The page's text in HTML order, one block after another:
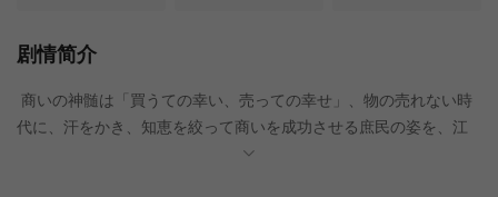
第08集
剧情简介
商いの神髄は「買うての幸い、売っての幸せ」、物の売れない時
代に、汗をかき、知恵を絞って商いを成功させる庶民の姿を、江
戸時代中期の多彩な風俗を絡め、明るくいきいきと描いた「あき